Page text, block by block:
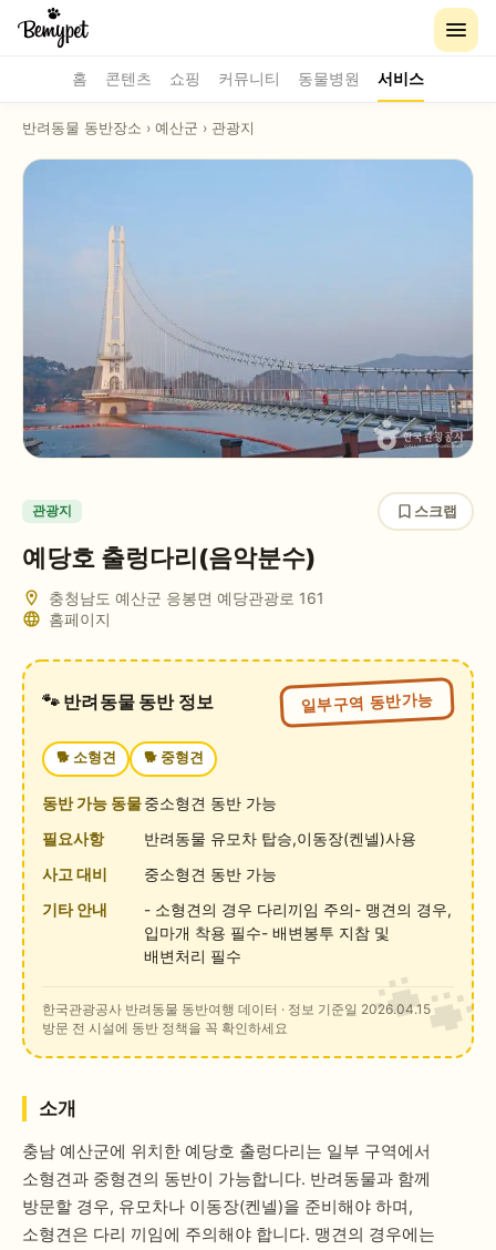
홈 콘텐츠 쇼핑 커뮤니티 동물병원 서비스
반려동물 동반장소 › 예산군 › 관광지
관광지 스크랩
예당호 출렁다리(음악분수)
충청남도 예산군 응봉면 예당관광로 161
홈페이지
🐾 반려동물 동반 정보 일부구역 동반가능
🐕 소형견 🐕 중형견
동반 가능 동물중소형견 동반 가능
필요사항
반려동물 유모차 탑승,이동장(켄넬)사용
사고 대비
중소형견 동반 가능
기타 안내
- 소형견의 경우 다리끼임 주의- 맹견의 경우,
입마개 착용 필수- 배변봉투 지참 및
배변처리 필수
한국관광공사 반려동물 동반여행 데이터 · 정보 기준일 2026.04.15
방문 전 시설에 동반 정책을 꼭 확인하세요
소개
충남 예산군에 위치한 예당호 출렁다리는 일부 구역에서
소형견과 중형견의 동반이 가능합니다. 반려동물과 함께
방문할 경우, 유모차나 이동장(켄넬)을 준비해야 하며,
소형견은 다리 끼임에 주의해야 합니다. 맹견의 경우에는